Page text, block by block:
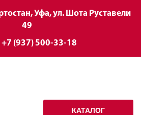
Уфа, ул. Шота Руставели
49
+7 (937) 500-33-18
КАТАЛОГ